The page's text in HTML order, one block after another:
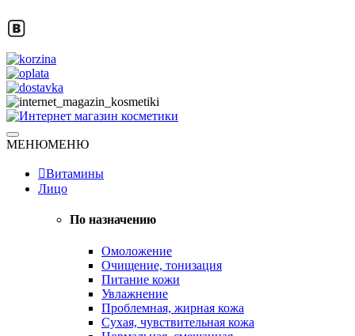
to
content
Интернет магазин косметики
Натуральная косметика
МЕНЮМЕНЮ
Витамины
Лицо
По назначению
Омоложение
Очищение, тонизация
Питание кожи
Увлажнение
Проблемная, жирная кожа
Сухая, чувствительная кожа